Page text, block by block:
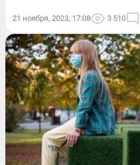
21 ноября, 2023, 17:08 3 510